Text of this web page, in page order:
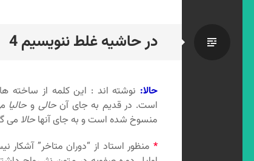
در حاشیه غلط ننویسیم 4استاندارد
حالا: نوشته اند : این کلمه از ساخته
است. در قدیم به جای آنحالی و حالیا
منسوخ شده است و به جای آنها حالا می
*منظور استاد از “دوران متاخر” آشکار